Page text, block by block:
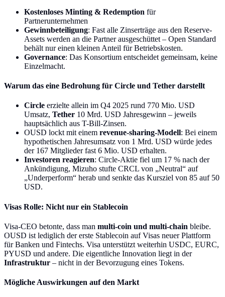
Kostenloses Minting & Redemption für
Partnerunternehmen
Gewinnbeteiligung: Fast alle Zinserträge aus den Reserve-
Assets werden an die Partner ausgeschüttet – Open Standard
behält nur einen kleinen Anteil für Betriebskosten.
Governance: Das Konsortium entscheidet gemeinsam, keine
Einzelmacht.
Warum das eine Bedrohung für Circle und Tether darstellt
Circle erzielte allein im Q4 2025 rund 770 Mio. USD
Umsatz, Tether 10 Mrd. USD Jahresgewinn – jeweils
hauptsächlich aus T-Bill-Zinsen.
OUSD lockt mit einem revenue-sharing-Modell: Bei einem
hypothetischen Jahresumsatz von 1 Mrd. USD würde jedes
der 167 Mitglieder fast 6 Mio. USD erhalten.
Investoren reagieren: Circle-Aktie fiel um 17 % nach der
Ankündigung, Mizuho stufte CRCL von „Neutral“ auf
„Underperform“ herab und senkte das Kursziel von 85 auf 50
USD.
Visas Rolle: Nicht nur ein Stablecoin
Visa-CEO betonte, dass man multi-coin und multi-chain bleibe.
OUSD ist lediglich der erste Stablecoin auf Visas neuer Plattform
für Banken und Fintechs. Visa unterstützt weiterhin USDC, EURC,
PYUSD und andere. Die eigentliche Innovation liegt in der
Infrastruktur – nicht in der Bevorzugung eines Tokens.
Mögliche Auswirkungen auf den Markt